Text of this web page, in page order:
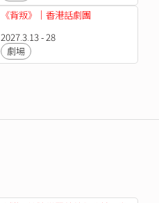
《背叛》｜香港話劇團
2027.3.13 - 28
劇場